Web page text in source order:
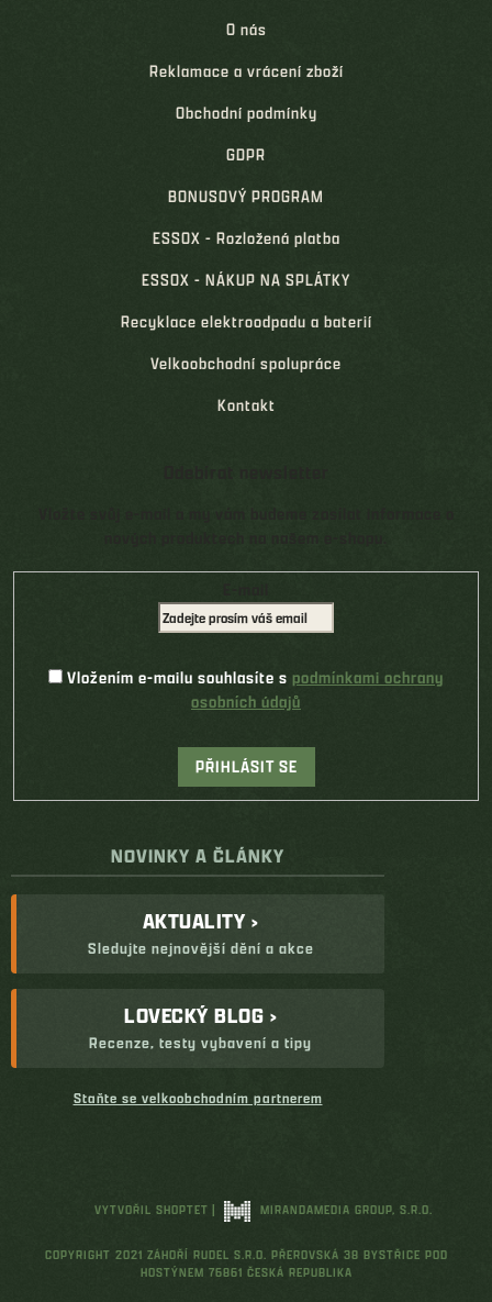
O nás
Reklamace a vrácení zboží
Obchodní podmínky
GDPR
BONUSOVÝ PROGRAM
ESSOX - Rozložená platba
ESSOX - NÁKUP NA SPLÁTKY
Recyklace elektroodpadu a baterií
Velkoobchodní spolupráce
Kontakt
Vložením e-mailu souhlasíte s podmínkami ochrany
osobních údajů
PŘIHLÁSIT SE
NOVINKY A ČLÁNKY
AKTUALITY ›
Sledujte nejnovější dění a akce
LOVECKÝ BLOG ›
Recenze, testy vybavení a tipy
Staňte se velkoobchodním partnerem
VYTVOŘIL SHOPTET | MIRANDAMEDIA GROUP, S.R.O.
COPYRIGHT 2021 ZÁHOŘÍ RUDEL S.R.O. PŘEROVSKÁ 38 BYSTŘICE POD
HOSTÝNEM 76861 ČESKÁ REPUBLIKA